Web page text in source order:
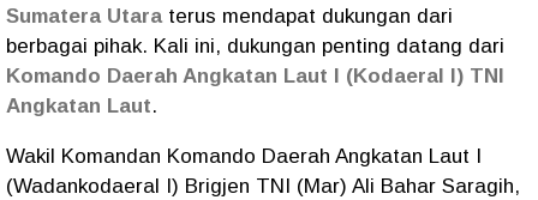
Sumatera Utaraterus mendapat dukungan dari
berbagai pihak. Kali ini, dukungan penting datang dari
Komando Daerah Angkatan Laut I (Kodaeral I) TNI
Angkatan Laut.
Wakil Komandan Komando Daerah Angkatan Laut I
(Wadankodaeral I) Brigjen TNI (Mar) Ali Bahar Saragih,